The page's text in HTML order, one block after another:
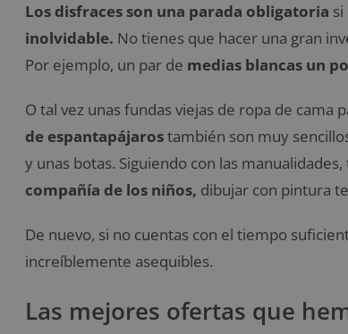
Los disfraces son una parada obligatoria si
inolvidable. No tienes que hacer una gran
Por ejemplo, un par de medias blancas un
O tal vez unas fundas viejas de ropa de
de espantapájarostambién son muy
y unas botas. Siguiendo con las
compañía de los niños, dibujar con pintura
De nuevo, si no cuentas con el tiempo
increíblemente asequibles.
Las mejores ofertas que